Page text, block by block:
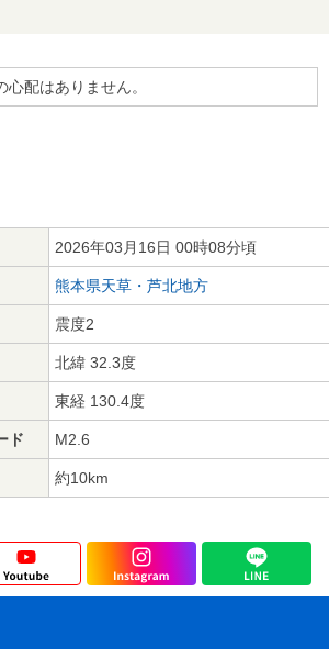
配はありません。
2026年03月16日 00時08分頃
熊本県天草・芦北地方
震度2
北緯 32.3度
東経 130.4度
ド M2.6
約10km